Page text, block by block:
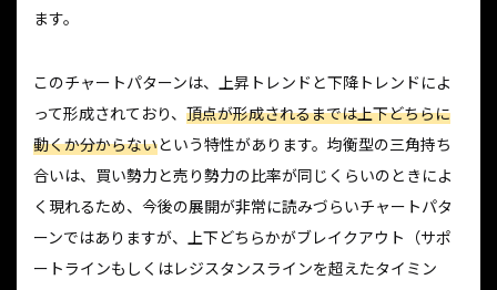
ます。
このチャートパターンは、上昇トレンドと下降トレンドによ
って形成されており、 頂点が形成されるまでは上下どちらに
動くか分からないという特性があります。均衡型の三角持ち
合いは、買い勢力と売り勢力の比率が同じくらいのときによ
く現れるため、今後の展開が非常に読みづらいチャートパタ
ーンではありますが、上下どちらかがブレイクアウト（サポ
ートラインもしくはレジスタンスラインを超えたタイミン